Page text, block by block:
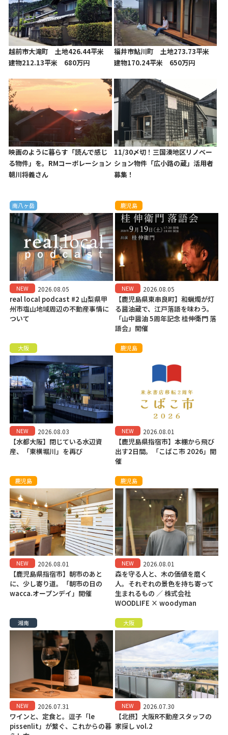
越前市大滝町 土地426.44平米
建物212.13平米 680万円
福井市鮎川町 土地273.73平米
建物170.24平米 650万円
映画のように暮らす「読んで感じ
る物件」を。RMコーポレーション
朝川将義さん
11/30〆切！三国湊地区リノベー
ション物件「広小路の蔵」活用者
募集！
南八ヶ岳
NEW 2026.08.05
real local podcast #2 山梨県甲
州市塩山地域周辺の不動産事情に
ついて
鹿児島
NEW 2026.08.05
【鹿児島県東串良町】和蝋燭が灯
る醤油蔵で、江戸落語を味わう。
「山中醤油 5周年記念 桂伸衛門 落
語会」開催
大阪
NEW 2026.08.03
【水都大阪】閉じている水辺資
産、「東横堀川」を再び
鹿児島
NEW 2026.08.01
【鹿児島県指宿市】本棚から飛び
出す2日間。「こばこ市 2026」開
催
鹿児島
NEW 2026.08.01
【鹿児島県指宿市】朝市のあと
に、少し寄り道。「朝市の日の
wacca.オープンデイ」開催
鹿児島
NEW 2026.08.01
森を守る人と、木の価値を磨く
人。それぞれの景色を持ち寄って
生まれるもの ／ 株式会社
WOODLIFE × woodyman
湘南
NEW 2026.07.31
ワインと、定食と。逗子「le
pissenlit」が繋ぐ、これからの暮
大阪
NEW 2026.07.30
【北摂】大阪R不動産スタッフの
家探し vol.2